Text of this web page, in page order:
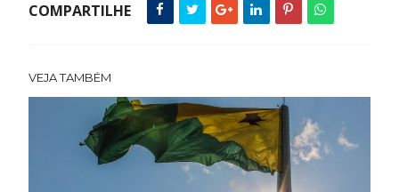
COMPARTILHE
VEJA TAMBÉM